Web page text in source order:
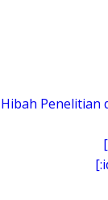
Penelitian